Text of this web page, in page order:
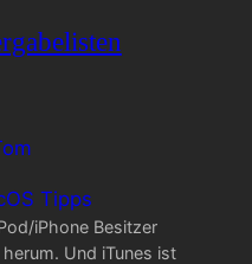
Tipps
iPhone Besitzer
Und iTunes ist